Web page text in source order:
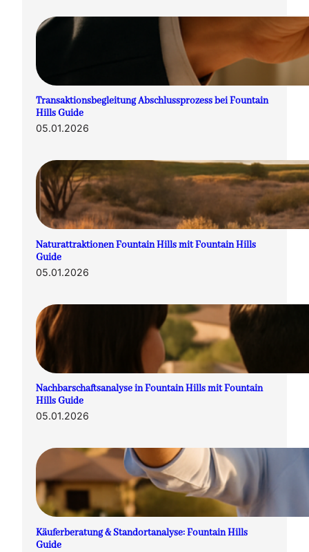
Transaktionsbegleitung Abschlussprozess bei Fountain
Hills Guide
05.01.2026
Naturattraktionen Fountain Hills mit Fountain Hills
Guide
05.01.2026
Nachbarschaftsanalyse in Fountain Hills mit Fountain
Hills Guide
05.01.2026
Käuferberatung & Standortanalyse: Fountain Hills
Guide